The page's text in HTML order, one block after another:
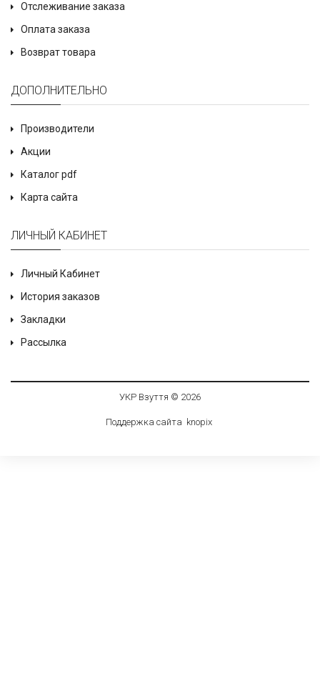
Отслеживание заказа
Оплата заказа
Возврат товара
ДОПОЛНИТЕЛЬНО
Производители
Акции
Каталог pdf
Карта сайта
ЛИЧНЫЙ КАБИНЕТ
Личный Кабинет
История заказов
Закладки
Рассылка
УКР Взуття © 2026
Поддержка сайта knopix